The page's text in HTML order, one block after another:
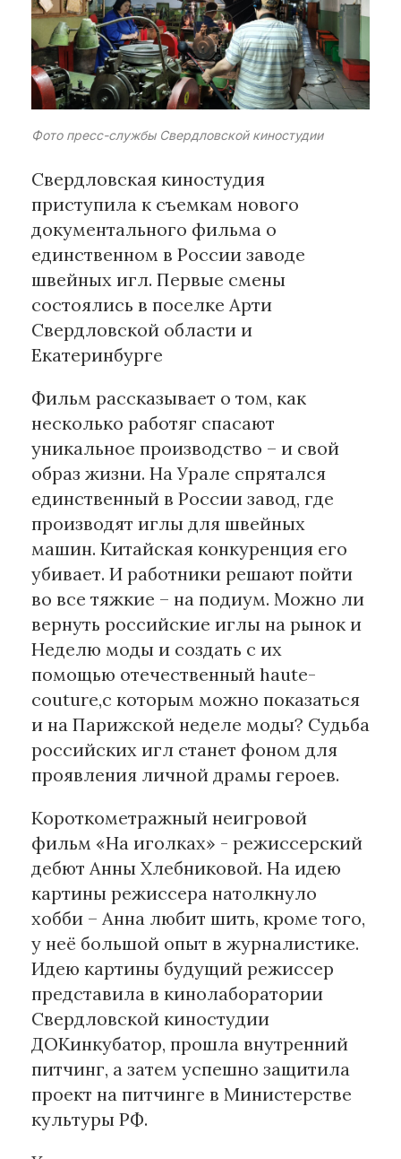
Рубрики
Интеллектуальная собственность
и креативные индустрии
Кино и театр
Дизайн и мода
Реклама и маркетинг
Архитектура и урбанистика
Наука и технологии
Медиа
Образование
Издательское дело
Музыка
Материалы партнеров
АКИ
Artists / Художники.РФ
n'RIS
Онлайн патент
Цифровой Сарафан
Смотрите нас в соцсетях и мессенджерах
Фото пресс-службы Свердловской киностудии
Свердловская киностудия
приступила к съемкам нового
документального фильма о
единственном в России заводе
швейных игл. Первые смены
состоялись в поселке Арти
Свердловской области и
Екатеринбурге
Фильм рассказывает о том, как
несколько работяг спасают
уникальное производство – и свой
образ жизни. На Урале спрятался
единственный в России завод, где
производят иглы для швейных
машин. Китайская конкуренция его
убивает. И работники решают пойти
во все тяжкие – на подиум. Можно ли
вернуть российские иглы на рынок и
Неделю моды и создать с их
помощью отечественный haute-
couture,с которым можно показаться
и на Парижской неделе моды? Судьба
российских игл станет фоном для
проявления личной драмы героев.
Короткометражный неигровой
фильм «На иголках» - режиссерский
дебют Анны Хлебниковой. На идею
картины режиссера натолкнуло
хобби – Анна любит шить, кроме того,
у неё большой опыт в журналистике.
Идею картины будущий режиссер
представила в кинолаборатории
Свердловской киностудии
ДОКинкубатор, прошла внутренний
питчинг, а затем успешно защитила
проект на питчинге в Министерстве
культуры РФ.